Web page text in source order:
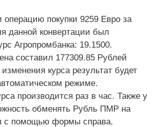
операцию покупки 9259 Евро за
данной конвертации был
Агропромбанка: 19.1500.
составил 177309.85 Рублей
курса результат будет
режиме.
производится раз в час. Также у
обменять Рубль ПМР на
с помощью формы справа.